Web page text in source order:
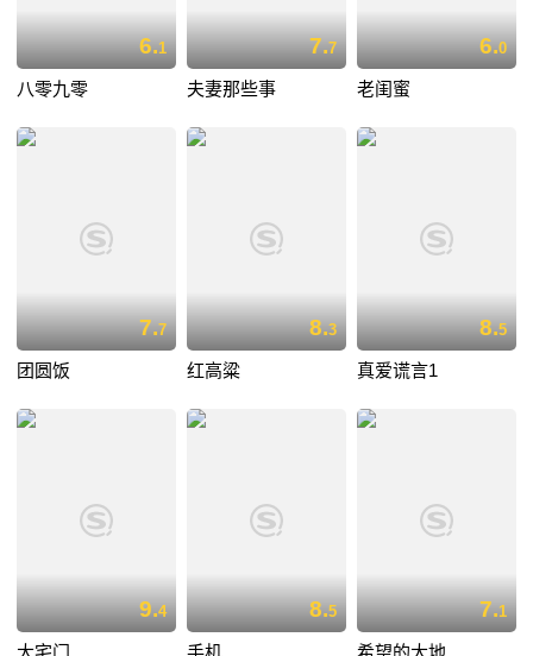
6.1
八零九零
7.7
夫妻那些事
6.0
老闺蜜
7.7
团圆饭
8.3
红高粱
8.5
真爱谎言1
9.4 8.5 7.1